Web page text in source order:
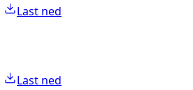
Last ned
Last ned